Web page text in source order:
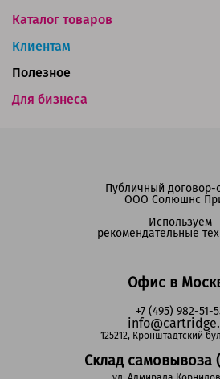
Каталог товаров
Клиентам
Для бизнеса
Полезное
Офис в
+7 (495) 982-51-
125212, Кронштадтский
Склад самовывоза
Публичный договор-
ООО Солюшнс
Используем
рекомендательные